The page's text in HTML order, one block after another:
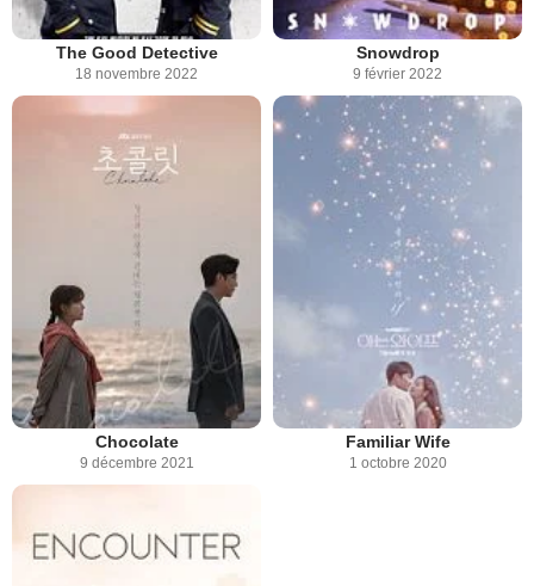
The Good Detective
18 novembre 2022
Snowdrop
9 février 2022
Chocolate
9 décembre 2021
Familiar Wife
1 octobre 2020